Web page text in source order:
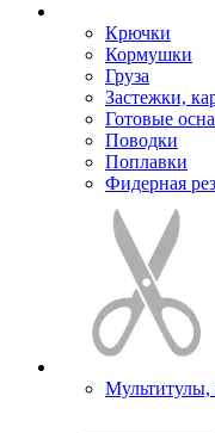
Крючки
Кормушки
Груза
Застежки,
Готовые
Поводки
Поплавки
Фидерная